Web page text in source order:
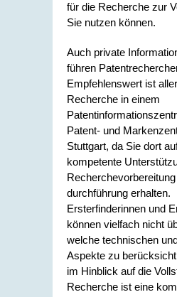
für die Recherche zur
Sie nutzen können.
Auch private
führen
Empfehlenswert ist
Recherche in einem
Patent- und
Stuttgart, da Sie dort
kompetente
durchführung erhalten.
Ersterfinderinnen und
können vielfach nicht
welche technischen
Aspekte zu
im Hinblick auf die
Recherche ist eine